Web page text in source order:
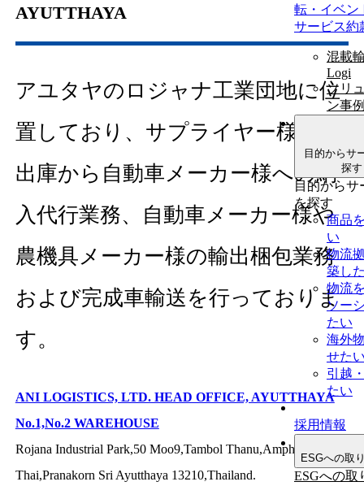
転・イベン
サービス約
混載
Logi
ソリ
ン事
目的からサ
探す
目的からサ
を探す
商品
い
物流
築し
物流
ソー
たい
海外
せた
引越
たい
採用情報
ESGへの取
ESGへの取
AYUTTHAYA
アユタヤのロジャナ工業団地に位
置しており、サプライヤー様の入
出庫から自動車メーカー様への納
入代行業務、自動車メーカー様や
農機具メーカー様の輸出梱包業務
および完成車輸送を行っておりま
す。
ANI LOGISTICS, LTD. HEAD OFFICE, AYUTTHAYA
No.1,No.2 WAREHOUSE
Rojana Industrial Park,50 Moo9,Tambol Thanu,Amphur U-
Thai,Pranakorn Sri Ayutthaya 13210,Thailand.